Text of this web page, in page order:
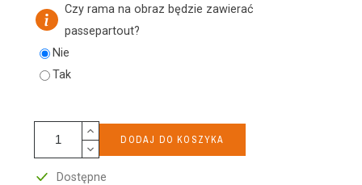
Czy rama na obraz będzie zawierać
passepartout?
Nie
Tak
DODAJ DO KOSZYKA
Dostępne